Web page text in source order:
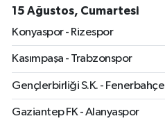
15 Ağustos, Cumartesi
Konyaspor - Rizespor
Kasımpaşa - Trabzonspor
Gençlerbirliği S.K. - Fenerbahçe
Gaziantep FK - Alanyaspor